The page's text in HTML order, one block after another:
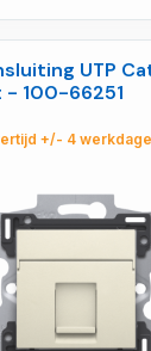
UTP
- 100-66251
+/- 4